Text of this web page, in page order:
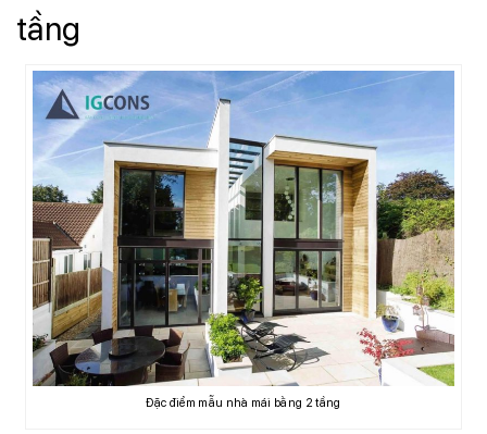
tầng
Đặc điểm mẫu nhà mái bằng 2 tầng